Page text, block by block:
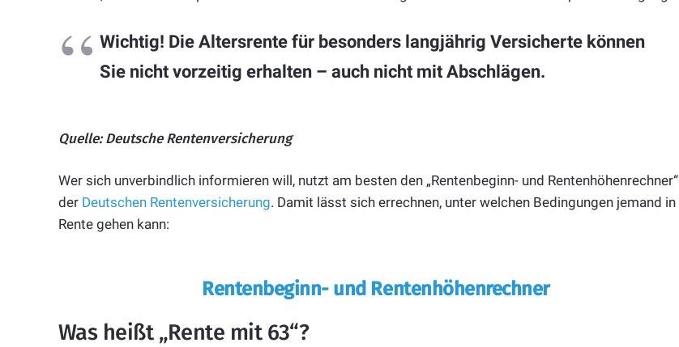
Wichtig! Die Altersrente für besonders langjährig Versicherte können
Sie nicht vorzeitig erhalten – auch nicht mit Abschlägen.
Quelle: Deutsche Rentenversicherung
Wer sich unverbindlich informieren will, nutzt am besten den „Rentenbeginn- und Rentenhöhenrechner“
der Deutschen Rentenversicherung. Damit lässt sich errechnen, unter welchen Bedingungen jemand in
Rente gehen kann:
Rentenbeginn- und Rentenhöhenrechner
Was heißt „Rente mit 63“?